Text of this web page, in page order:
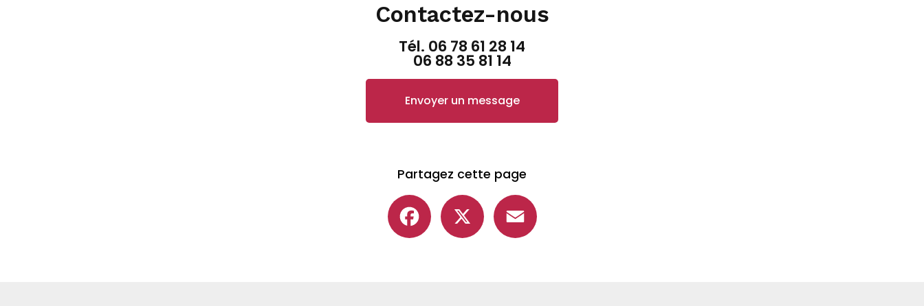
Contactez-nous
Tél. 06 78 61 28 14
06 88 35 81 14
Envoyer un message
Partagez cette page
Facebook